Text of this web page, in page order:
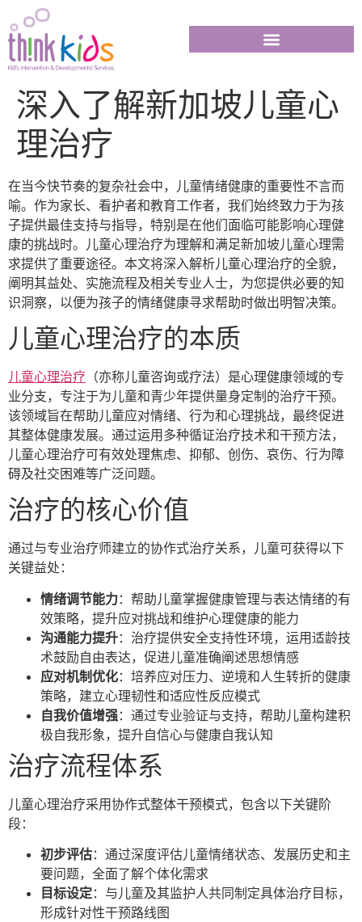
深入了解新加坡儿童心
理治疗
在当今快节奏的复杂社会中，儿童情绪健康的重要性不言而
喻。作为家长、看护者和教育工作者，我们始终致力于为孩
子提供最佳支持与指导，特别是在他们面临可能影响心理健
康的挑战时。儿童心理治疗为理解和满足新加坡儿童心理需
求提供了重要途径。本文将深入解析儿童心理治疗的全貌，
阐明其益处、实施流程及相关专业人士，为您提供必要的知
识洞察，以便为孩子的情绪健康寻求帮助时做出明智决策。
儿童心理治疗的本质
儿童心理治疗 （亦称儿童咨询或疗法）是心理健康领域的专
业分支，专注于为儿童和青少年提供量身定制的治疗干预。
该领域旨在帮助儿童应对情绪、行为和心理挑战，最终促进
其整体健康发展。通过运用多种循证治疗技术和干预方法，
儿童心理治疗可有效处理焦虑、抑郁、创伤、哀伤、行为障
碍及社交困难等广泛问题。
治疗的核心价值
通过与专业治疗师建立的协作式治疗关系，儿童可获得以下
关键益处：
情绪调节能力：帮助儿童掌握健康管理与表达情绪的有
效策略，提升应对挑战和维护心理健康的能力
沟通能力提升：治疗提供安全支持性环境，运用适龄技
术鼓励自由表达，促进儿童准确阐述思想情感
应对机制优化：培养应对压力、逆境和人生转折的健康
策略，建立心理韧性和适应性反应模式
自我价值增强：通过专业验证与支持，帮助儿童构建积
极自我形象，提升自信心与健康自我认知
治疗流程体系
儿童心理治疗采用协作式整体干预模式，包含以下关键阶
段：
初步评估：通过深度评估儿童情绪状态、发展历史和主
要问题，全面了解个体化需求
目标设定：与儿童及其监护人共同制定具体治疗目标，
形成针对性干预路线图